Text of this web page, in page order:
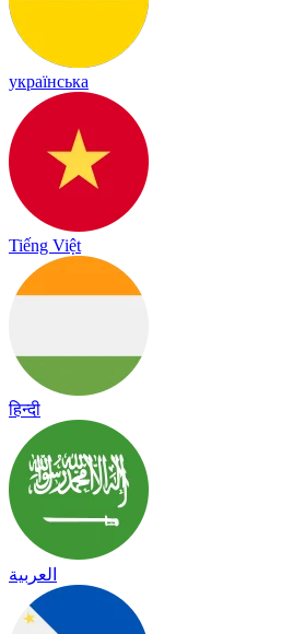
українська
Tiếng Việt
हिन्दी
العربية